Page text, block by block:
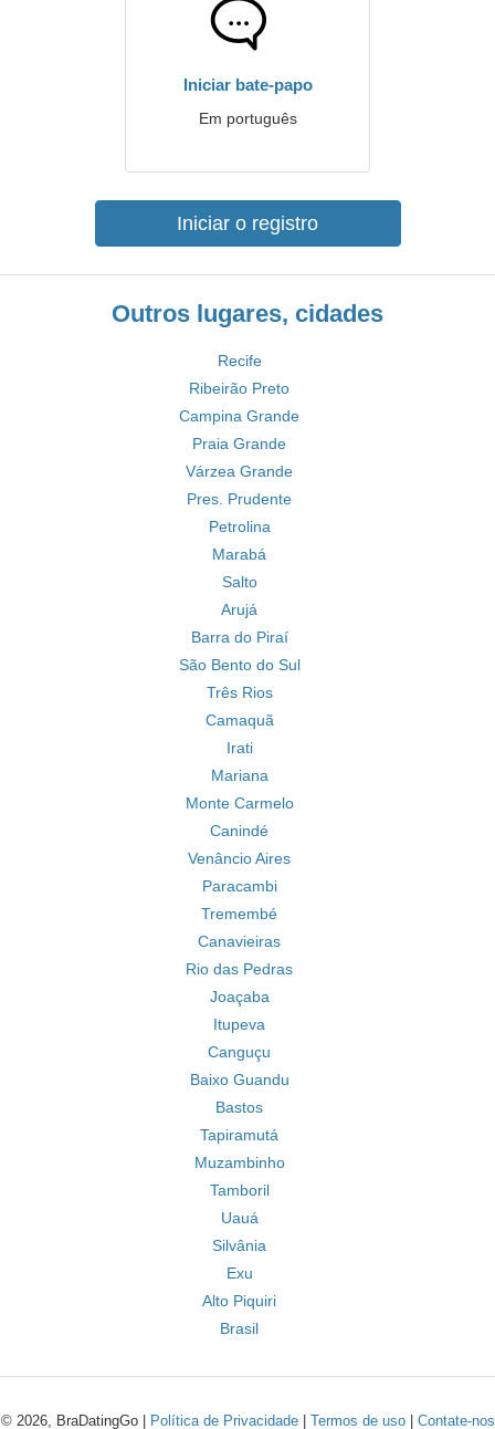
Iniciar bate-papo
Em português
Iniciar o registro
Outros lugares, cidades
Recife
Ribeirão Preto
Campina Grande
Praia Grande
Várzea Grande
Pres. Prudente
Petrolina
Marabá
Salto
Arujá
Barra do Piraí
São Bento do Sul
Três Rios
Camaquã
Irati
Mariana
Monte Carmelo
Canindé
Venâncio Aires
Paracambi
Tremembé
Canavieiras
Rio das Pedras
Joaçaba
Itupeva
Canguçu
Baixo Guandu
Bastos
Tapiramutá
Muzambinho
Tamboril
Uauá
Silvânia
Exu
Alto Piquiri
Brasil
© 2026, BraDatingGo | Política de Privacidade| Termos de uso| Contate-nos